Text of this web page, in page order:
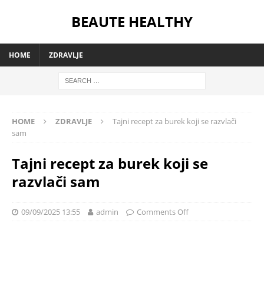
BEAUTE HEALTHY
HOME ZDRAVLJE
HOME ZDRAVLJE
Tajni recept za burek koji se razvlači
sam
Tajni recept za burek koji se
razvlači sam
09/09/2025 13:55 admin Comments Off